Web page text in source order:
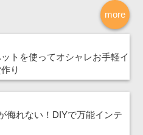
more
トを使ってオシャレお手軽イ
り
侮れない！DIYで万能インテ